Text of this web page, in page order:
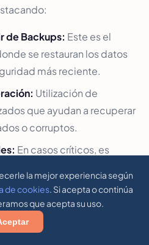
de Backups: Este es el
se restauran los datos
más reciente.
Utilización de
que ayudan a recuperar
o corruptos.
En casos críticos, es
las cuales utilizan técnicas
la información.
regulares de recuperación
la mejor experiencia según
de cookies. Si acepta o continúa
que acepta su uso.